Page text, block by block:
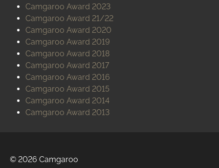
Camgaroo Award 2023
Camgaroo Award 21/22
Camgaroo Award 2020
Camgaroo Award 2019
Camgaroo Award 2018
Camgaroo Award 2017
Camgaroo Award 2016
Camgaroo Award 2015
Camgaroo Award 2014
Camgaroo Award 2013
© 2026 Camgaroo